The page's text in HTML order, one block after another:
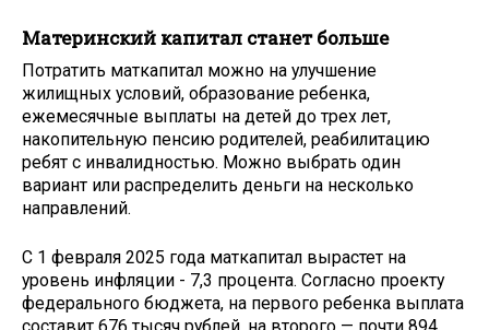
Материнский капитал станет больше
Потратить маткапитал можно на улучшение
жилищных условий, образование ребенка,
ежемесячные выплаты на детей до трех лет,
накопительную пенсию родителей, реабилитацию
ребят с инвалидностью. Можно выбрать один
вариант или распределить деньги на несколько
направлений.
С 1 февраля 2025 года маткапитал вырастет на
уровень инфляции - 7,3 процента. Согласно проекту
федерального бюджета, на первого ребенка выплата